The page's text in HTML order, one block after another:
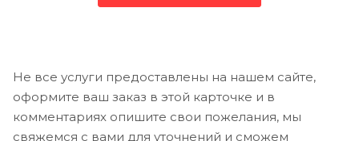
Не все услуги предоставлены на нашем сайте,
оформите ваш заказ в этой карточке и в
комментариях опишите свои пожелания, мы
свяжемся с вами для уточнений и сможем